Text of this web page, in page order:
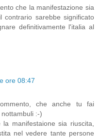
che la manifestazione sia
contrario sarebbe significato
definitivamente l'italia al
ore 08:47
che anche tu fai
:-)
manifestaione sia riuscita,
nel vedere tante persone